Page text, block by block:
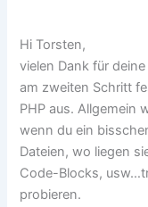
Hi Torsten,
vielen Dank für
am zweiten Schritt
PHP aus. Allgemein
wenn du ein
Dateien, wo liegen
Code-Blocks,
probieren.